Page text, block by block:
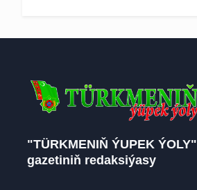
"TÜRKMENIŇ ÝUPEK ÝOLY"
gazetiniň redaksiýasy